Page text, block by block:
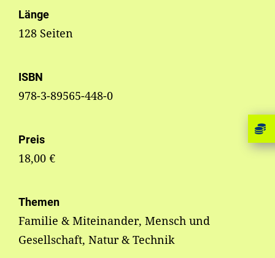
Länge
128 Seiten
ISBN
978-3-89565-448-0
Preis
18,00 €
Themen
Familie & Miteinander, Mensch und
Gesellschaft, Natur & Technik